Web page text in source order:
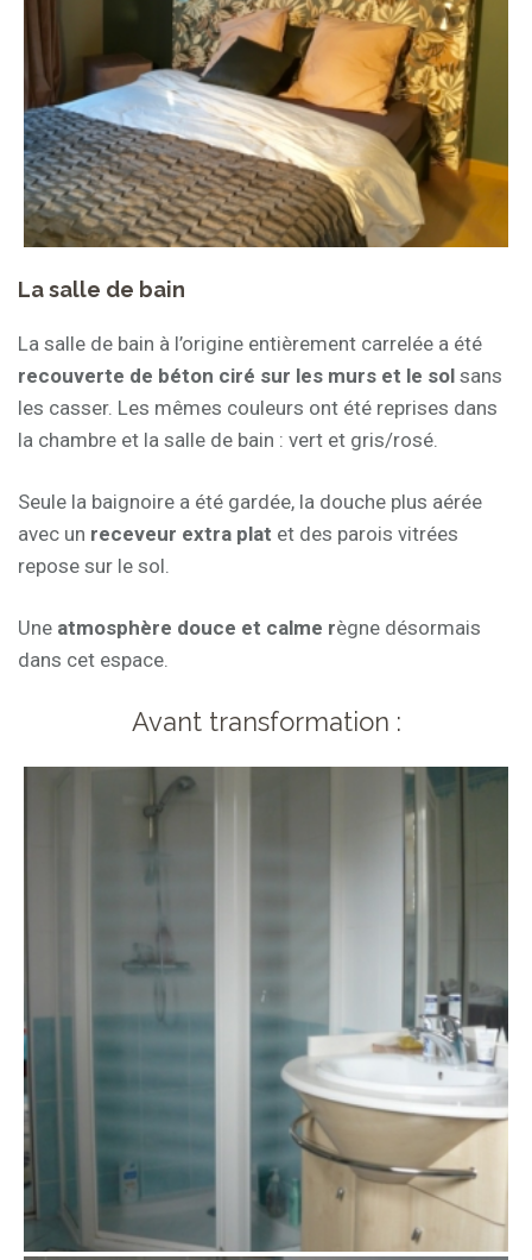
La salle de bain
La salle de bain à l’origine entièrement carrelée a été
recouverte de béton ciré sur les murs et le sol sans
les casser. Les mêmes couleurs ont été reprises dans
la chambre et la salle de bain : vert et gris/rosé.
Seule la baignoire a été gardée, la douche plus aérée
avec un receveur extra plat et des parois vitrées
repose sur le sol.
Une atmosphère douce et calme règne désormais
dans cet espace.
Avant transformation :